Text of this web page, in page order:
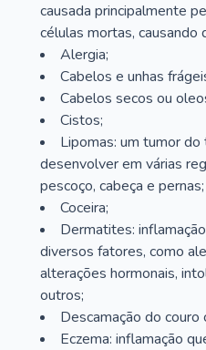
causada principalmente
células mortas, causando
Alergia;
Cabelos e unhas
Cabelos secos ou
Cistos;
Lipomas: um tumor
desenvolver em várias
pescoço, cabeça e pernas;
Coceira;
Dermatites:
diversos fatores, como
alterações hormonais,
outros;
Descamação do couro
Eczema: inflamação